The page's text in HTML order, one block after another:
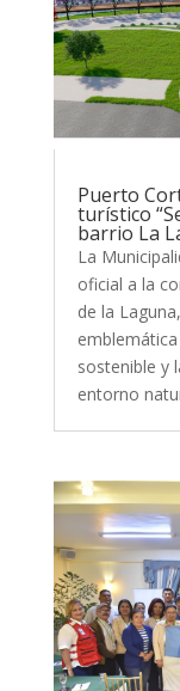
Puerto
turístico
barrio La
La
oficial a la
de la
sostenible y
entorno